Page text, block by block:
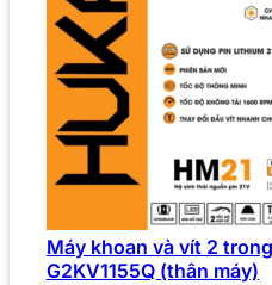
Máy khoan và vít 2
G2KV1155Q (thân máy)